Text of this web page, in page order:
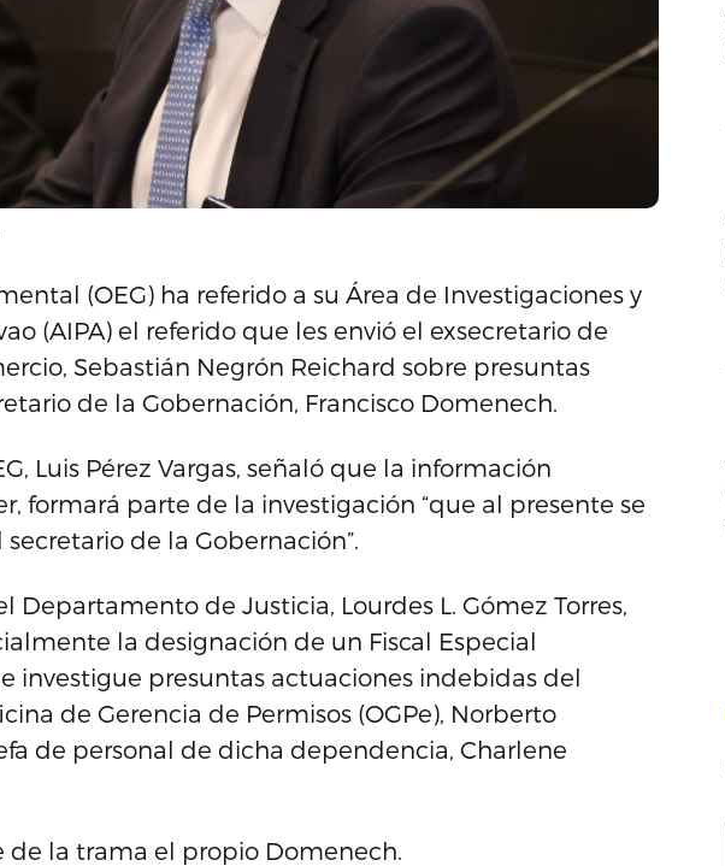
(OEG) ha referido a su Área de Investigaciones y
(AIPA) el referido que les envió el exsecretario de
Sebastián Negrón Reichard sobre presuntas
de la Gobernación, Francisco Domenech.
Luis Pérez Vargas, señaló que la información
formará parte de la investigación “que al presente se
de la Gobernación”.
Departamento de Justicia, Lourdes L. Gómez Torres,
la designación de un Fiscal Especial
investigue presuntas actuaciones indebidas del
de Gerencia de Permisos (OGPe), Norberto
de personal de dicha dependencia, Charlene
de la trama el propio Domenech.